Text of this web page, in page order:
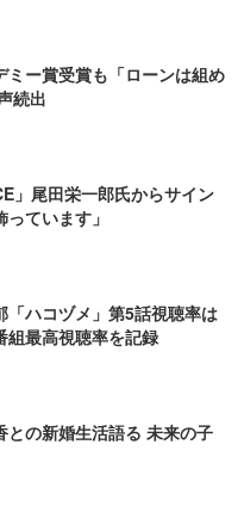
ミー賞受賞も「ローンは組め
続出
」尾田栄一郎氏からサイン
ています」
「ハコヅメ」第5話視聴率は
最高視聴率を記録
との新婚生活語る 未来の子